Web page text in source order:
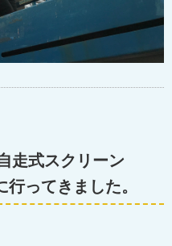
走式スクリーン
行ってきました。